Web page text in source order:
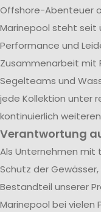
Offshore-Abenteuer
Marinepool steht seit
Performance und
Zusammenarbeit mit
Segelteams und
jede Kollektion unter
kontinuierlich
Verantwortung
Als Unternehmen mit
Schutz der
Bestandteil unserer
Marinepool bei vielen